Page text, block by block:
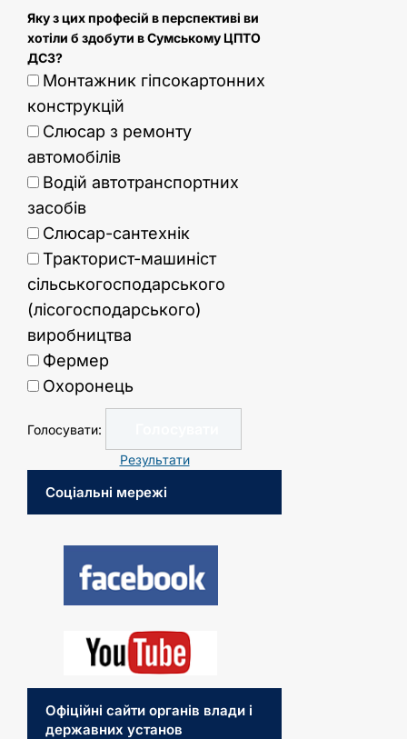
Яку з цих професій в перспективі ви
хотіли б здобути в Сумському ЦПТО
ДСЗ?
Монтажник гіпсокартонних
конструкцій
Слюсар з ремонту
автомобілів
Водій автотранспортних
засобів
Слюсар-сантехнік
Тракторист-машиніст
сільськогосподарського
(лісогосподарського)
виробництва
Фермер
Охоронець
Голосувати:
Результати
Соціальні мережі
Офіційні сайти органів влади і
державних установ